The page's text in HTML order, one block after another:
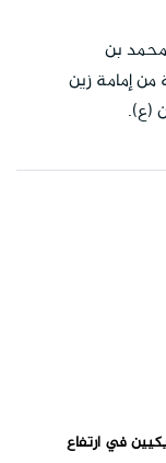
بن
من إمامة زين
(ع).
في ارتفاع